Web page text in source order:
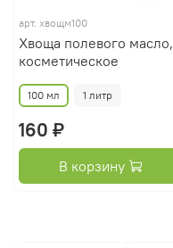
арт. хвощм100
Хвоща полевого масло,
косметическое
100 мл 1 литр
160 ₽
В корзину